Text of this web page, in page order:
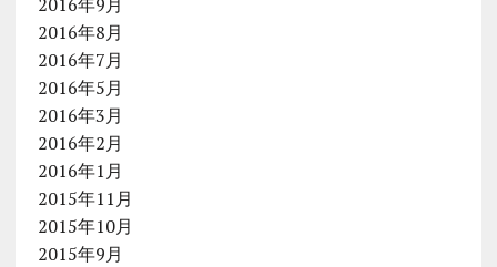
2016年8月
2016年7月
2016年5月
2016年3月
2016年2月
2016年1月
2015年11月
2015年10月
2015年9月